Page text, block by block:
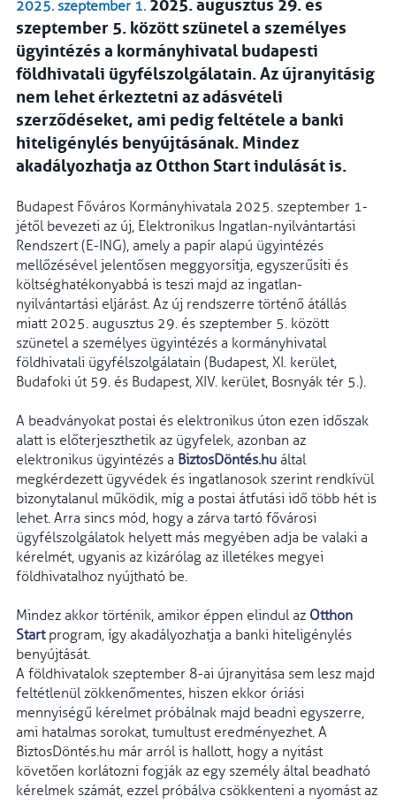
2025. szeptember 1. 2025. augusztus 29. és
szeptember 5. között szünetel a személyes
ügyintézés a kormányhivatal budapesti
földhivatali ügyfélszolgálatain. Az újranyitásig
nem lehet érkeztetni az adásvételi
szerződéseket, ami pedig feltétele a banki
hiteligénylés benyújtásának. Mindez
akadályozhatja az Otthon Start indulását is.
Budapest Főváros Kormányhivatala 2025. szeptember 1-
jétől bevezeti az új, Elektronikus Ingatlan-nyilvántartási
Rendszert (E-ING), amely a papír alapú ügyintézés
mellőzésével jelentősen meggyorsítja, egyszerűsíti és
költséghatékonyabbá is teszi majd az ingatlan-
nyilvántartási eljárást. Az új rendszerre történő átállás
miatt 2025. augusztus 29. és szeptember 5. között
szünetel a személyes ügyintézés a kormányhivatal
földhivatali ügyfélszolgálatain (Budapest, XI. kerület,
Budafoki út 59. és Budapest, XIV. kerület, Bosnyák tér 5.).
A beadványokat postai és elektronikus úton ezen időszak
alatt is előterjeszthetik az ügyfelek, azonban az
elektronikus ügyintézés a BiztosDöntés.hu által
megkérdezett ügyvédek és ingatlanosok szerint rendkívül
bizonytalanul működik, míg a postai átfutási idő több hét is
lehet. Arra sincs mód, hogy a zárva tartó fővárosi
ügyfélszolgálatok helyett más megyében adja be valaki a
kérelmét, ugyanis az kizárólag az illetékes megyei
földhivatalhoz nyújtható be.
Mindez akkor történik, amikor éppen elindul az Otthon
Startprogram, így akadályozhatja a banki hiteligénylés
benyújtását.
A földhivatalok szeptember 8-ai újranyitása sem lesz majd
feltétlenül zökkenőmentes, hiszen ekkor óriási
mennyiségű kérelmet próbálnak majd beadni egyszerre,
ami hatalmas sorokat, tumultust eredményezhet. A
BiztosDöntés.hu már arról is hallott, hogy a nyitást
követően korlátozni fogják az egy személy által beadható
kérelmek számát, ezzel próbálva csökkenteni a nyomást az